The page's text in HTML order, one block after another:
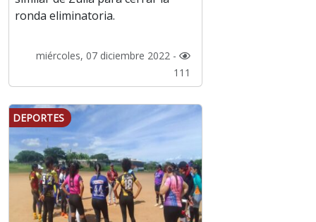
ronda eliminatoria.
miércoles, 07 diciembre 2022 -
111
DEPORTES